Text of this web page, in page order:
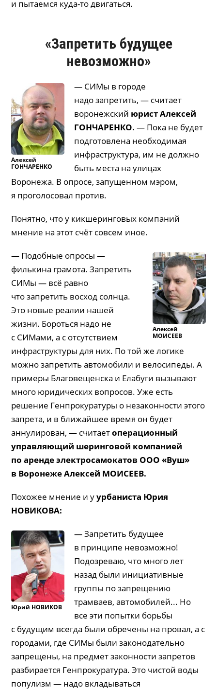
и пытаемся куда-то двигаться.
«Запретить будущее
невозможно»
Алексей
ГОНЧАРЕНКО
— СИМы в городе
надо запретить, — считает
воронежский юрист Алексей
ГОНЧАРЕНКО.— Пока не будет
подготовлена необходимая
инфраструктура, им не должно
быть места на улицах
Воронежа. В опросе, запущенном мэром,
я проголосовал против.
Понятно, что у кикшеринговых компаний
мнение на этот счёт совсем иное.
Алексей
МОИСЕЕВ
— Подобные опросы —
филькина грамота. Запретить
СИМы — всё равно
что запретить восход солнца.
Это новые реалии нашей
жизни. Бороться надо не
с СИМами, а с отсутствием
инфраструктуры для них. По той же логике
можно запретить автомобили и велосипеды. А
примеры Благовещенска и Елабуги вызывают
много юридических вопросов. Уже есть
решение Генпрокуратуры о незаконности этого
запрета, и в ближайшее время он будет
аннулирован, — считаетоперационный
управляющий шеринговой компанией
по аренде электросамокатов ООО «Вуш»
в Воронеже Алексей МОИСЕЕВ.
Похожее мнение и уурбаниста Юрия
НОВИКОВА:
Юрий НОВИКОВ
— Запретить будущее
в принципе невозможно!
Подозреваю, что много лет
назад были инициативные
группы по запрещению
трамваев, автомобилей... Но
все эти попытки борьбы
с будущим всегда были обречены на провал, а с
городами, где СИМы были законодательно
запрещены, на предмет законности запретов
разбирается Генпрокуратура. Это чистой воды
популизм — надо вкладываться